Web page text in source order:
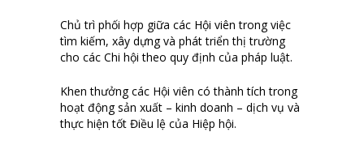
Chủ trì phối hợp giữa các Hội viên trong việc
tìm kiếm, xây dựng và phát triển thị trường
cho các Chi hội theo quy định của pháp luật.
Khen thưởng các Hội viên có thành tích trong
hoạt động sản xuất – kinh doanh – dịch vụ và
thực hiện tốt Điều lệ của Hiệp hội.